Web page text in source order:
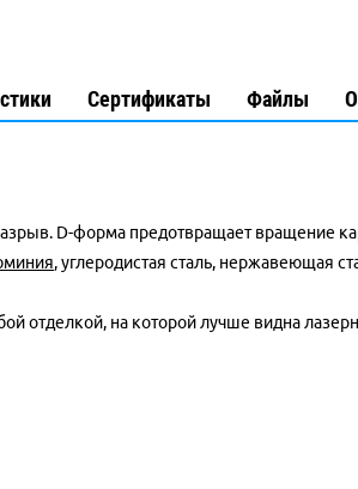
Сертификаты Файлы
D-форма предотвращает вращение
, углеродистая сталь, нержавеющая
отделкой, на которой лучше видна